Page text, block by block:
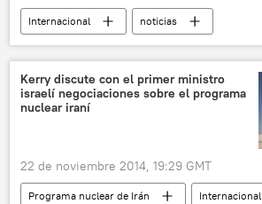
Internacional noticias
Kerry discute con el primer ministro
israelí negociaciones sobre el programa
nuclear iraní
22 de noviembre 2014, 19:29 GMT
Programa nuclear de Irán
Internacional